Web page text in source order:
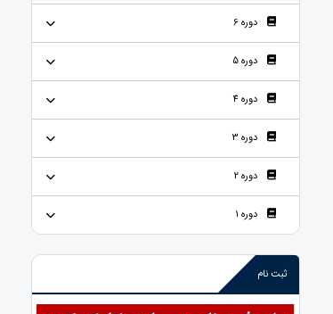
دوره 6
دوره 5
دوره 4
دوره 3
دوره 2
دوره 1
ثبت نام